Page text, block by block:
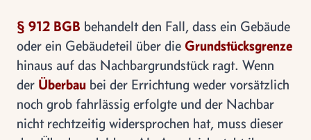
§ 912 BGB behandelt den Fall, dass ein Gebäude
oder ein Gebäudeteil über die Grundstücksgrenze
hinaus auf das Nachbargrundstück ragt. Wenn
der Überbau bei der Errichtung weder vorsätzlich
noch grob fahrlässig erfolgte und der Nachbar
nicht rechtzeitig widersprochen hat, muss dieser